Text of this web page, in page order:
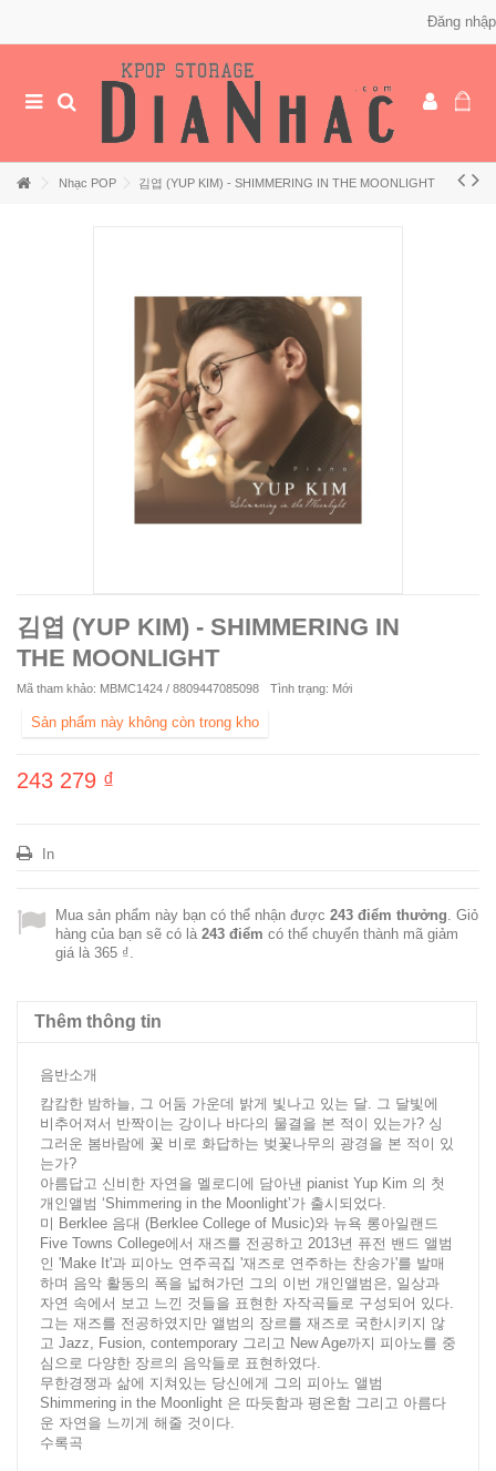
Đăng nhập
Nhạc POP 김엽 (YUP KIM) - SHIMMERING IN THE MOONLIGHT
김엽 (YUP KIM) - SHIMMERING IN
THE MOONLIGHT
Mã tham khảo: MBMC1424 / 8809447085098 Tình trạng: Mới
Sản phẩm này không còn trong kho
243 279 ₫
In
Mua sản phẩm này bạn có thể nhận được 243 điểm thưởng . Giỏ
hàng của bạn sẽ có là 243 điểm có thể chuyển thành mã giảm
giá là 365 ₫
Thêm thông tin
음반소개
캄캄한 밤하늘, 그 어둠 가운데 밝게 빛나고 있는 달. 그 달빛에
비추어져서 반짝이는 강이나 바다의 물결을 본 적이 있는가? 싱
그러운 봄바람에 꽃 비로 화답하는 벚꽃나무의 광경을 본 적이 있
는가?
아름답고 신비한 자연을 멜로디에 담아낸 pianist Yup Kim 의 첫
개인앨범 ‘Shimmering in the Moonlight’가 출시되었다.
미 Berklee 음대 (Berklee College of Music)와 뉴욕 롱아일랜드
Five Towns College에서 재즈를 전공하고 2013년 퓨전 밴드 앨범
인 'Make It'과 피아노 연주곡집 '재즈로 연주하는 찬송가'를 발매
하며 음악 활동의 폭을 넓혀가던 그의 이번 개인앨범은, 일상과
자연 속에서 보고 느낀 것들을 표현한 자작곡들로 구성되어 있다.
그는 재즈를 전공하였지만 앨범의 장르를 재즈로 국한시키지 않
고 Jazz, Fusion, contemporary 그리고 New Age까지 피아노를 중
심으로 다양한 장르의 음악들로 표현하였다.
무한경쟁과 삶에 지쳐있는 당신에게 그의 피아노 앨범
Shimmering in the Moonlight 은 따듯함과 평온함 그리고 아름다
운 자연을 느끼게 해줄 것이다.
수록곡